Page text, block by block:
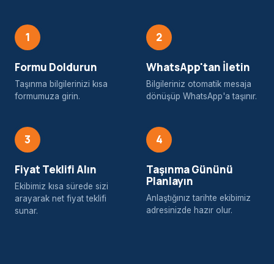
1
Formu Doldurun
Taşınma bilgilerinizi kısa
formumuza girin.
2
WhatsApp'tan İletin
Bilgileriniz otomatik mesaja
dönüşüp WhatsApp'a taşınır.
3
Fiyat Teklifi Alın
Ekibimiz kısa sürede sizi
arayarak net fiyat teklifi
sunar.
4
Taşınma Gününü
Planlayın
Anlaştığınız tarihte ekibimiz
adresinizde hazır olur.